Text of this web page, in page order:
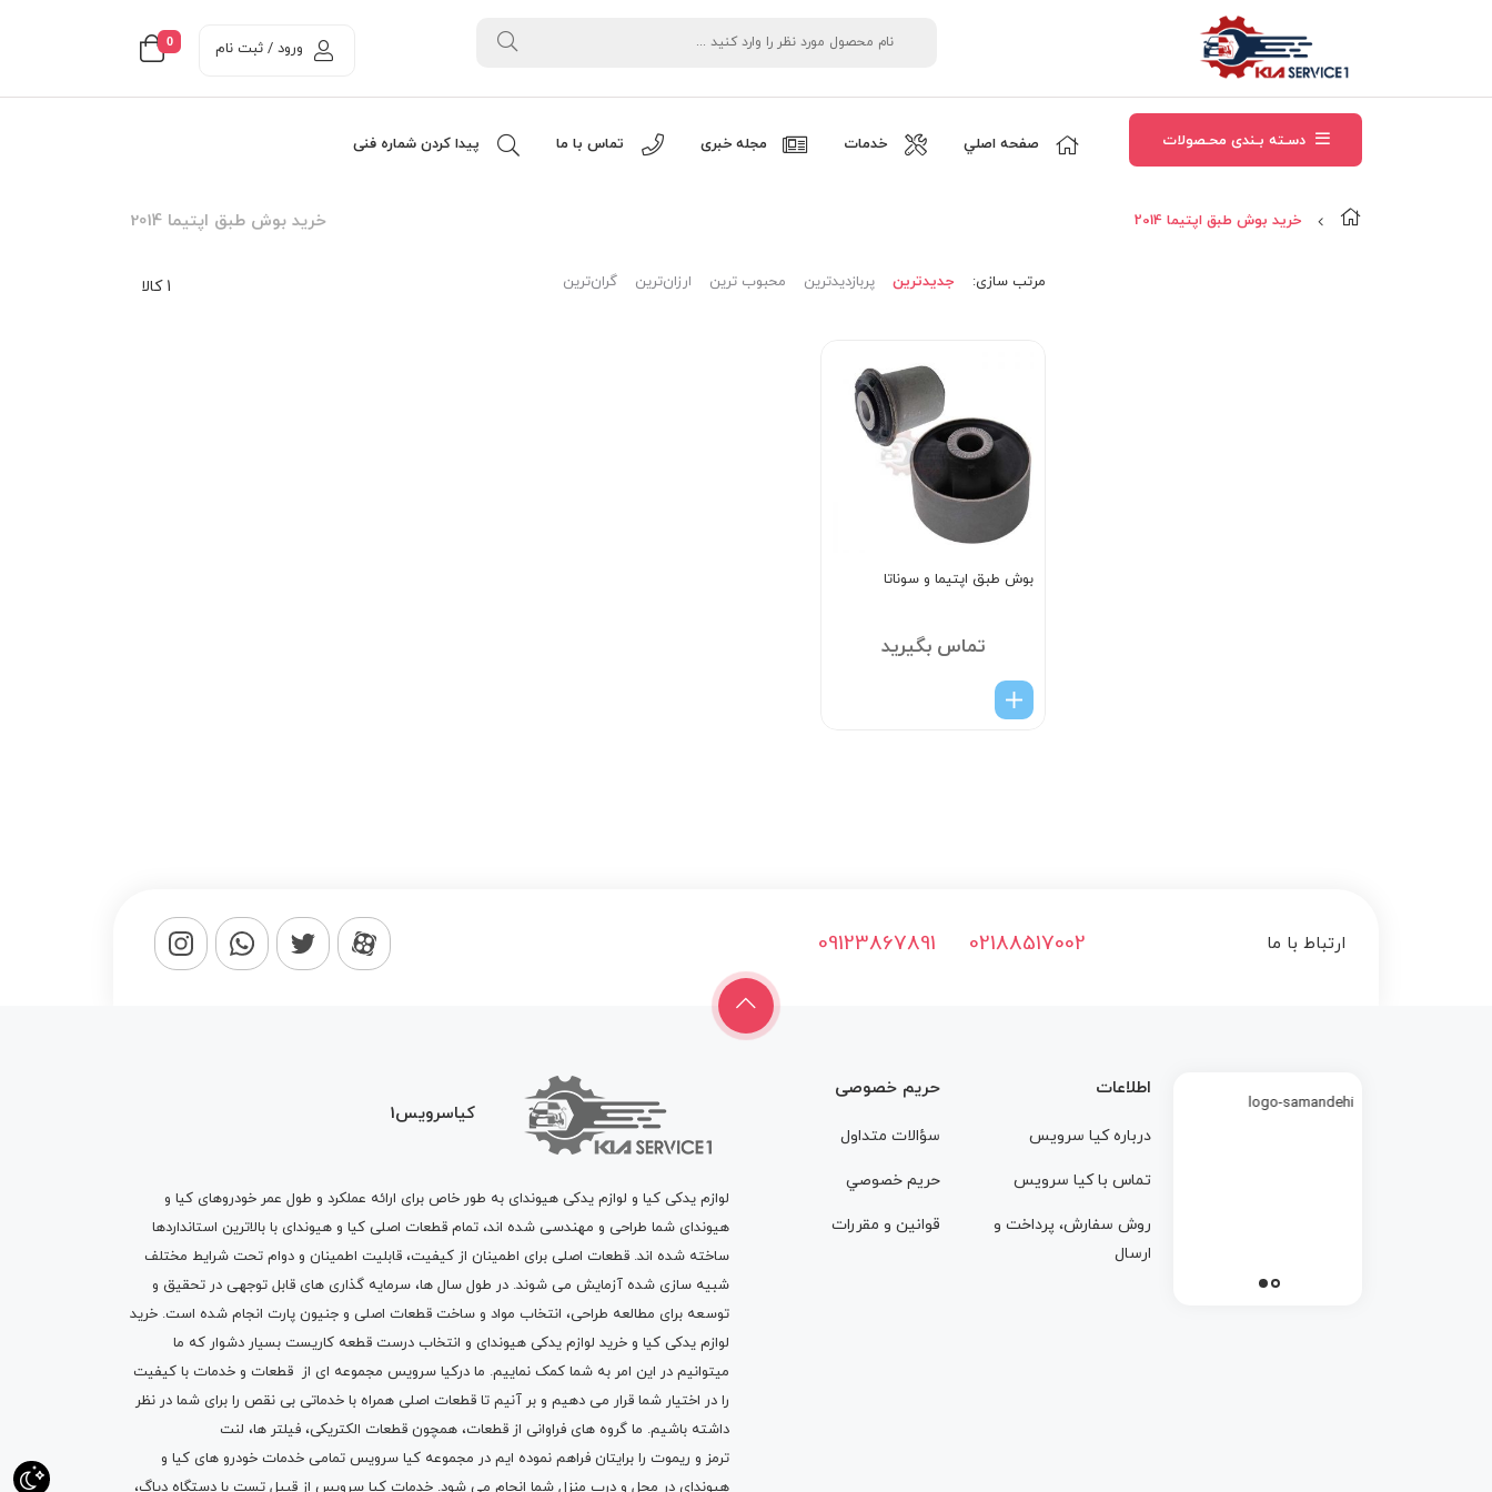
0 ورود / ثبت نام
دسـته بـندی محـصولات صفحه اصلي خدمات مجله خبری تماس با ما پیدا کردن شماره فنی
خرید بوش طبق اپتیما 2014 خرید بوش طبق اپتیما 2014
1 کالا مرتب‌ سازی: جدیدترین پربازدیدترین محبوب ترین ارزان‌ترین گران‌ترین
بوش طبق اپتیما و سوناتا
تماس بگیرید
ارتباط با ما 09123867891 02188517002
اطلاعات
درباره کيا سرويس
تماس با کيا سرويس
روش سفارش، پرداخت و
ارسال
حریم خصوصی
سؤالات متداول
حريم خصوصي
قوانين و مقررات
کیاسرویس1
لوازم یدکی کیا و لوازم یدکی هیوندای به طور خاص برای ارائه عملکرد و طول عمر خودروهای کیا و
هیوندای شما طراحی و مهندسی شده اند، تمام قطعات اصلی کیا و هیوندای با بالاترین استانداردها
ساخته شده اند. قطعات اصلی برای اطمینان از کیفیت، قابلیت اطمینان و دوام تحت شرایط مختلف
شبیه سازی شده آزمایش می شوند. در طول سال ها، سرمایه گذاری های قابل توجهی در تحقیق و
توسعه برای مطالعه طراحی، انتخاب مواد و ساخت قطعات اصلی و جنیون پارت انجام شده است. خرید
لوازم یدکی کیا و خرید لوازم یدکی هیوندای و انتخاب درست قطعه کاریست بسیار دشوار که ما
میتوانیم در این امر به شما کمک نماییم. ما درکیا سرویس مجموعه ای از قطعات و خدمات با کیفیت
را در اختیار شما قرار می دهیم و بر آنیم تا قطعات اصلی همراه با خدماتی بی نقص را برای شما در نظر
داشته باشیم. ما گروه های فراوانی از قطعات، همچون قطعات الکتریکی، فیلتر ها، لنت
ترمز و ریموت را برایتان فراهم نموده ایم در مجموعه کیا سرویس تمامی خدمات خودرو های کیا و
هیوندای در محل و درب منزل شما انجام می شود. خدمات کیا سرویس از قبیل تست با دستگاه دیاگ،